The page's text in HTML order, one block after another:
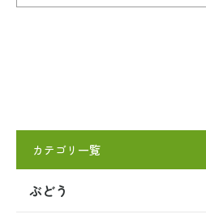
カテゴリ一覧
ぶどう